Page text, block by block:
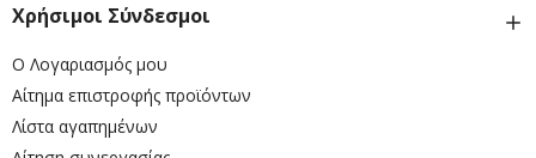
Χρήσιμοι Σύνδεσμοι
Ο Λογαριασμός μου
Αίτημα επιστροφής προϊόντων
Λίστα αγαπημένων